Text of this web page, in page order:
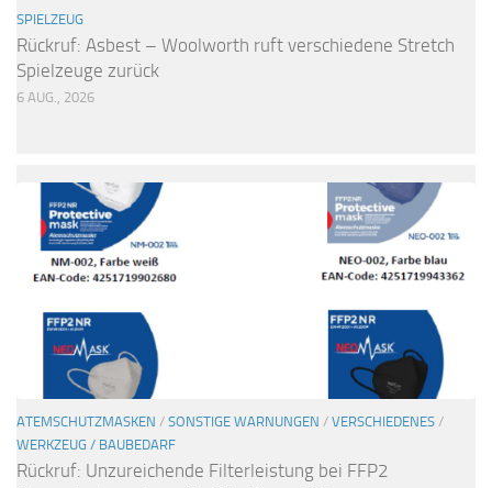
SPIELZEUG
Rückruf: Asbest – Woolworth ruft verschiedene Stretch
Spielzeuge zurück
6 AUG., 2026
ATEMSCHUTZMASKEN / SONSTIGE WARNUNGEN / VERSCHIEDENES /
WERKZEUG / BAUBEDARF
Rückruf: Unzureichende Filterleistung bei FFP2